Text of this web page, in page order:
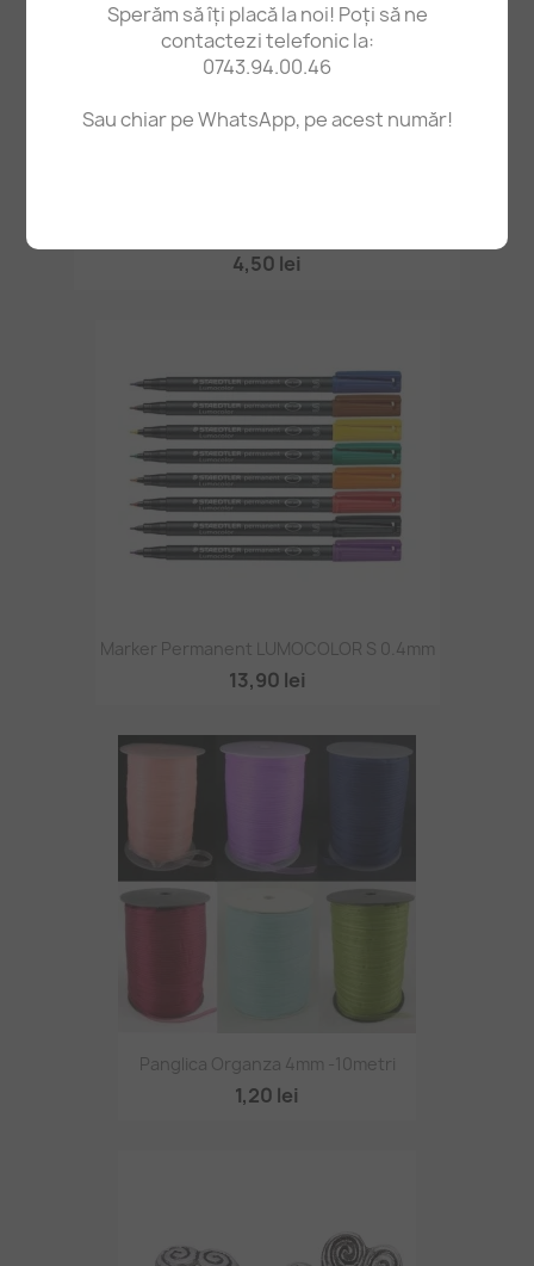
Sperăm să îți placă la noi! Poți să ne
contactezi telefonic la:
0743.94.00.46
Sau chiar pe WhatsApp, pe acest număr!
4,50 lei
Marker Permanent LUMOCOLOR S 0.4mm
13,90 lei
Panglica Organza 4mm -10metri
1,20 lei